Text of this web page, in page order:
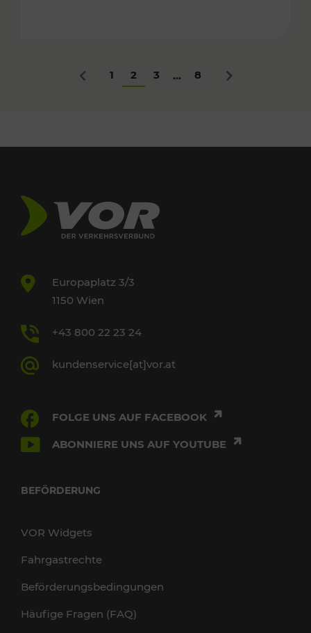
Zurück
1 2 3 ... 8 Nächstes
Europaplatz 3/3
1150 Wien
+43 800 22 23 24
kundenservice[at]vor.at
FOLGE UNS AUF FACEBOOK
ABONNIERE UNS AUF YOUTUBE
BEFÖRDERUNG
VOR Widgets
Fahrgastrechte
Beförderungsbedingungen
Häufige Fragen (FAQ)